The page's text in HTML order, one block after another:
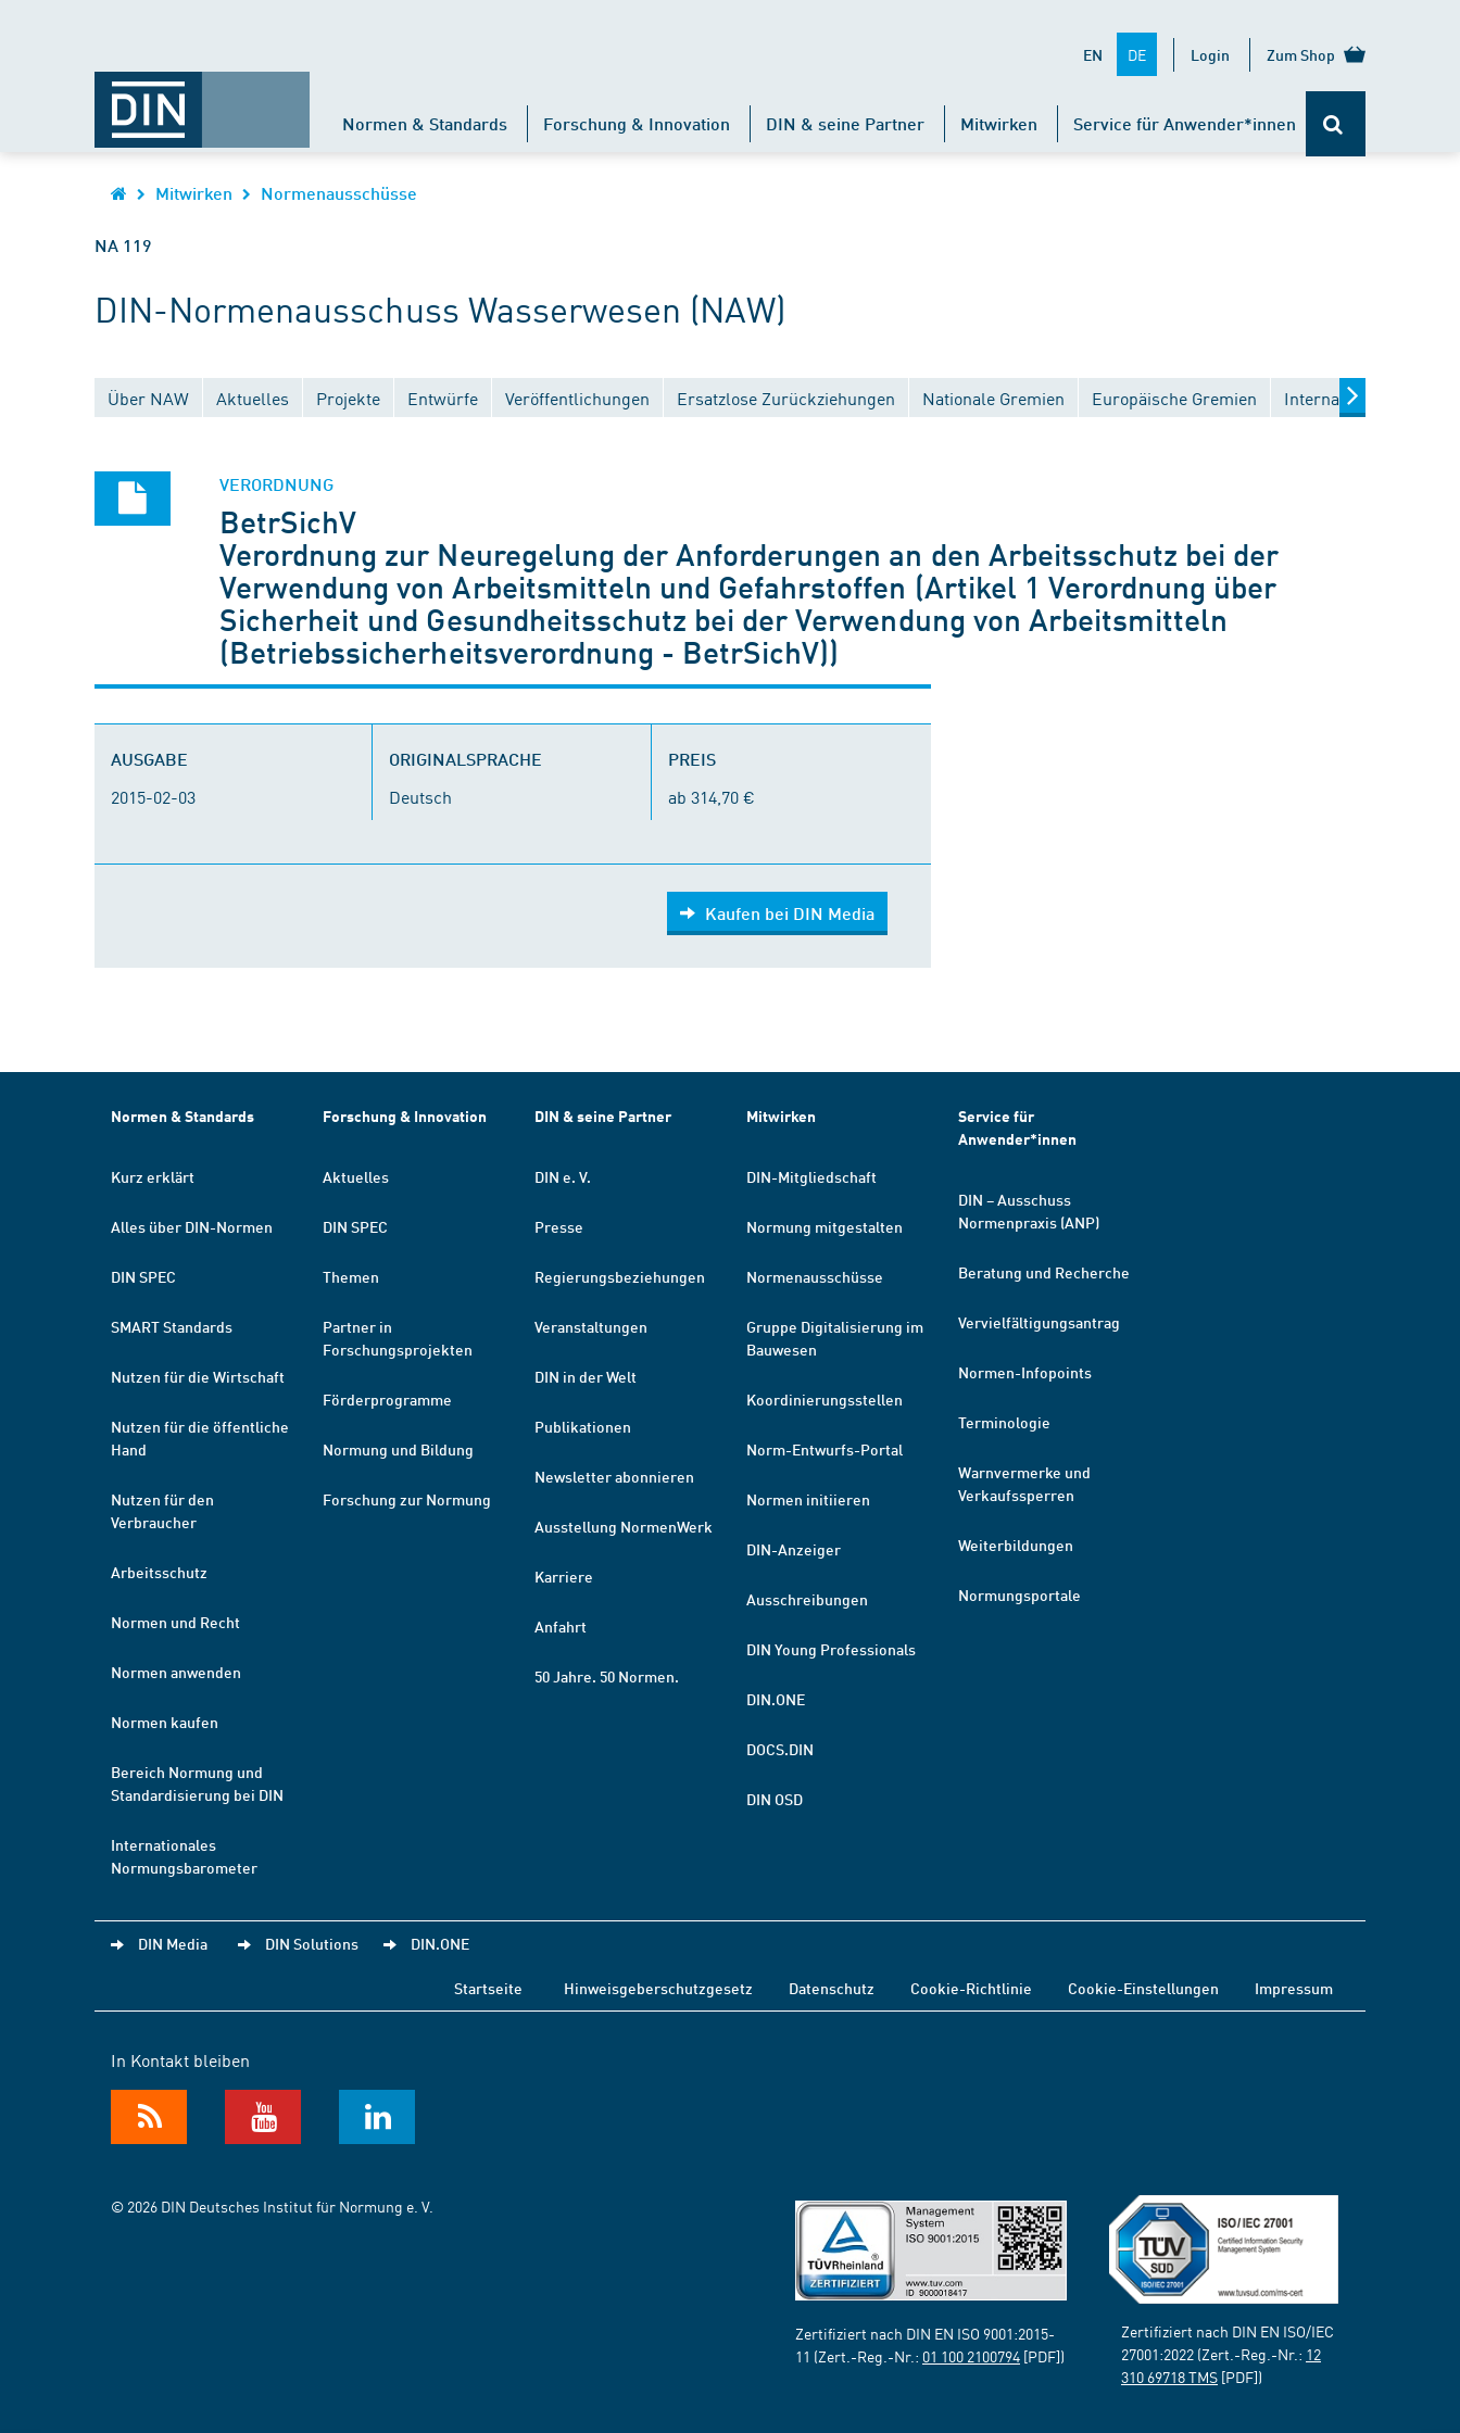
EN DE Login Zum Shop
Normen & Standards Forschung & Innovation DIN & seine Partner Mitwirken Service für Anwender*innen
Mitwirken Normenausschüsse
NA 119
DIN-Normenausschuss Wasserwesen (NAW)
Über NAW Aktuelles Projekte Entwürfe Veröffentlichungen Ersatzlose Zurückziehungen Nationale Gremien Europäische Gremien Internationale Gremien
VERORDNUNG
BetrSichV
Verordnung zur Neuregelung der Anforderungen an den Arbeitsschutz bei der
Verwendung von Arbeitsmitteln und Gefahrstoffen (Artikel 1 Verordnung über
Sicherheit und Gesundheitsschutz bei der Verwendung von Arbeitsmitteln
(Betriebssicherheitsverordnung - BetrSichV))
AUSGABE
2015-02-03
ORIGINALSPRACHE
Deutsch
PREIS
ab 314,70 €
Kaufen bei DIN Media
Normen & Standards
Kurz erklärt
Alles über DIN-Normen
DIN SPEC
SMART Standards
Nutzen für die Wirtschaft
Nutzen für die öffentliche
Hand
Nutzen für den
Verbraucher
Arbeitsschutz
Normen und Recht
Normen anwenden
Normen kaufen
Bereich Normung und
Standardisierung bei DIN
Internationales
Normungsbarometer
Forschung & Innovation
Aktuelles
DIN SPEC
Themen
Partner in
Forschungsprojekten
Förderprogramme
Normung und Bildung
Forschung zur Normung
DIN & seine Partner
DIN e. V.
Presse
Regierungsbeziehungen
Veranstaltungen
DIN in der Welt
Publikationen
Newsletter abonnieren
Ausstellung NormenWerk
Karriere
Anfahrt
50 Jahre. 50 Normen.
Mitwirken
DIN-Mitgliedschaft
Normung mitgestalten
Normenausschüsse
Gruppe Digitalisierung im
Bauwesen
Koordinierungsstellen
Norm-Entwurfs-Portal
Normen initiieren
DIN-Anzeiger
Ausschreibungen
DIN Young Professionals
DIN.ONE
DOCS.DIN
DIN OSD
Service für
Anwender*innen
DIN – Ausschuss
Normenpraxis (ANP)
Beratung und Recherche
Vervielfältigungsantrag
Normen-Infopoints
Terminologie
Warnvermerke und
Verkaufssperren
Weiterbildungen
Normungsportale
DIN Media DIN Solutions DIN.ONE
Startseite Hinweisgeberschutzgesetz Datenschutz Cookie-Richtlinie Cookie-Einstellungen Impressum
In Kontakt bleiben
© 2026 DIN Deutsches Institut für Normung e. V.
Zertifiziert nach DIN EN ISO 9001:2015-
11 (Zert.-Reg.-Nr.: 01 100 2100794 [PDF])
Zertifiziert nach DIN EN ISO/IEC
27001:2022 (Zert.-Reg.-Nr.: 12
310 69718 TMS [PDF])